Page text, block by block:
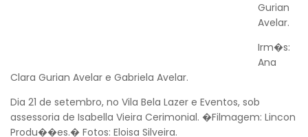
Gurian
Avelar.
Irm�s:
Ana
Clara Gurian Avelar e Gabriela Avelar.
Dia 21 de setembro, no Vila Bela Lazer e Eventos, sob
assessoria de Isabella Vieira Cerimonial. �Filmagem: Lincon
Produ��es.� Fotos: Eloisa Silveira.